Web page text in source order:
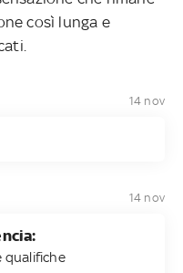
così lunga e
14 nov
14 nov
qualifiche